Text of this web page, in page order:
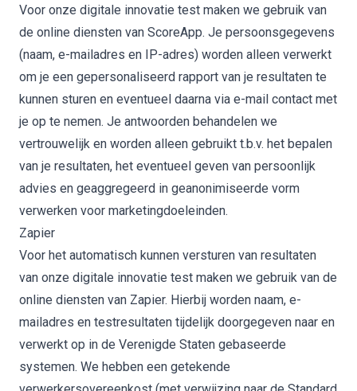
Voor onze digitale innovatie test maken we gebruik van
de online diensten van ScoreApp. Je persoonsgegevens
(naam, e-mailadres en IP-adres) worden alleen verwerkt
om je een gepersonaliseerd rapport van je resultaten te
kunnen sturen en eventueel daarna via e-mail contact met
je op te nemen. Je antwoorden behandelen we
vertrouwelijk en worden alleen gebruikt t.b.v. het bepalen
van je resultaten, het eventueel geven van persoonlijk
advies en geaggregeerd in geanonimiseerde vorm
verwerken voor marketingdoeleinden.
Zapier
Voor het automatisch kunnen versturen van resultaten
van onze digitale innovatie test maken we gebruik van de
online diensten van Zapier. Hierbij worden naam, e-
mailadres en testresultaten tijdelijk doorgegeven naar en
verwerkt op in de Verenigde Staten gebaseerde
systemen. We hebben een getekende